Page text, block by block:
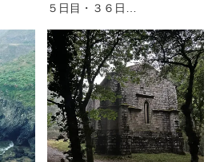
５日目・３６日…